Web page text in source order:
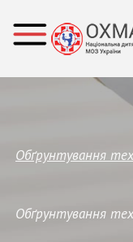
Обґрунтування
Обґрунтування